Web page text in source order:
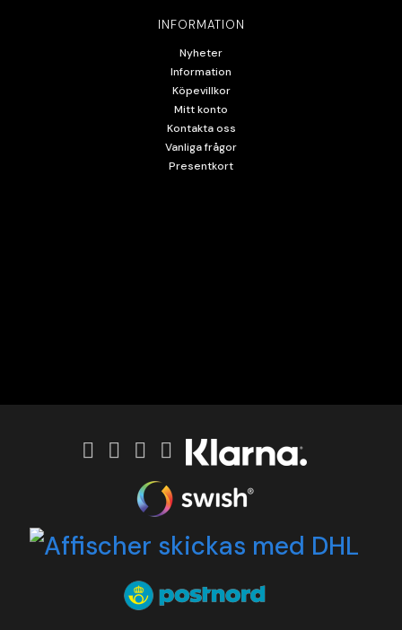
INFORMATION
Nyheter
Information
Köpevillkor
Mitt konto
Kontakta oss
Vanliga frågor
Presentkort